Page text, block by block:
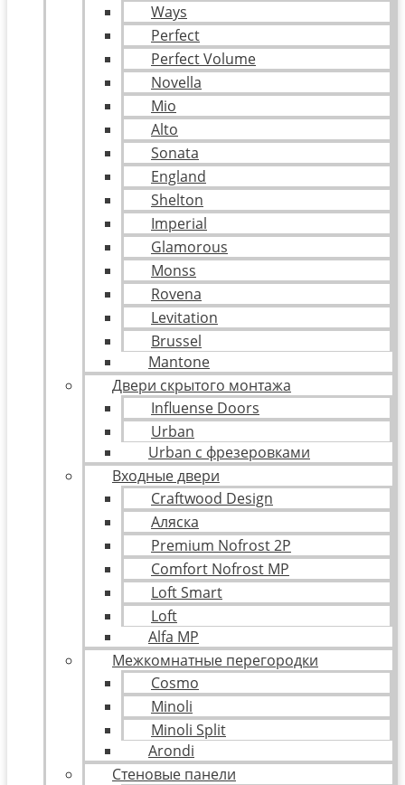
Ways
Perfect
Perfect Volume
Novella
Mio
Alto
Sonata
England
Shelton
Imperial
Glamorous
Monss
Rovena
Levitation
Brussel
Mantone
Двери скрытого монтажа
Influense Doors
Urban
Urban с фрезеровками
Входные двери
Craftwood Design
Аляска
Premium Nofrost 2P
Comfort Nofrost MP
Loft Smart
Loft
Alfa MP
Межкомнатные перегородки
Cosmo
Minoli
Minoli Split
Arondi
Стеновые панели